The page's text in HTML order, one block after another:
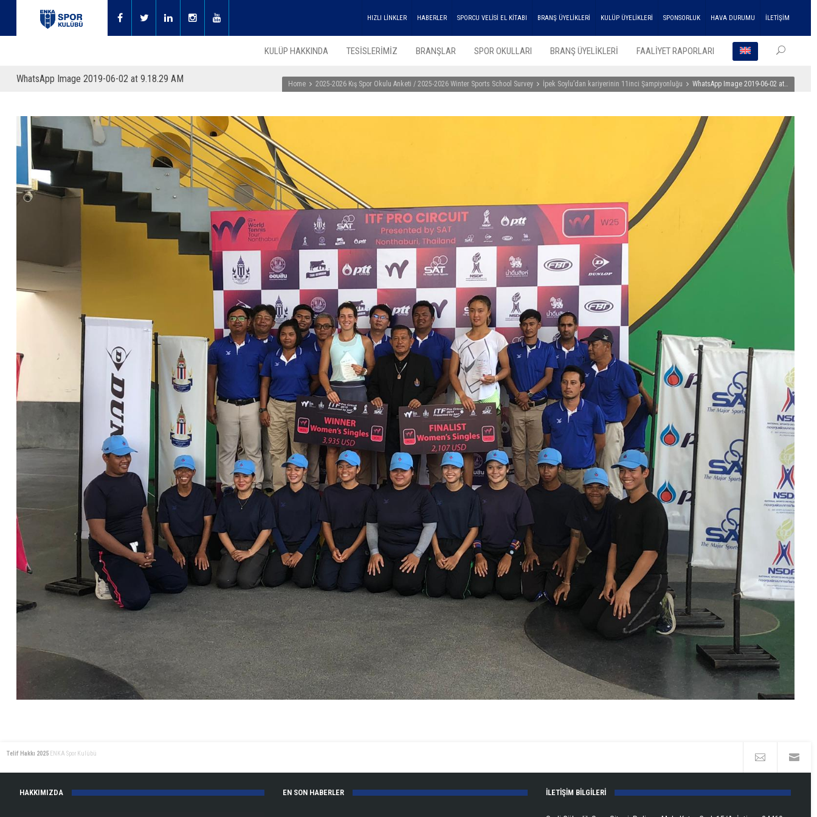
HIZLI LİNKLER HABERLER SPORCU VELİSİ EL KİTABI BRANŞ ÜYELİKLERİ KULÜP ÜYELİKLERİ SPONSORLUK HAVA DURUMU İLETİŞİM
KULÜP HAKKINDA TESİSLERİMİZ BRANŞLAR SPOR OKULLARI BRANŞ ÜYELİKLERİ FAALİYET RAPORLARI
WhatsApp Image 2019-06-02 at 9.18.29 AM Home 2025-2026 Kış Spor Okulu Anketi / 2025-2026 Winter Sports School Survey İpek Soylu’dan kariyerinin 11inci Şampiyonluğu WhatsApp Image 2019-06-02 at…
Telif Hakkı 2025 ENKA Spor Kulübü
HAKKIMIZDA EN SON HABERLER İLETİŞİM BİLGİLERİ